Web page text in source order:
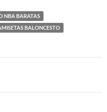
NBA BARATAS
BALONCESTO